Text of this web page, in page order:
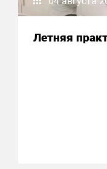
Летняя